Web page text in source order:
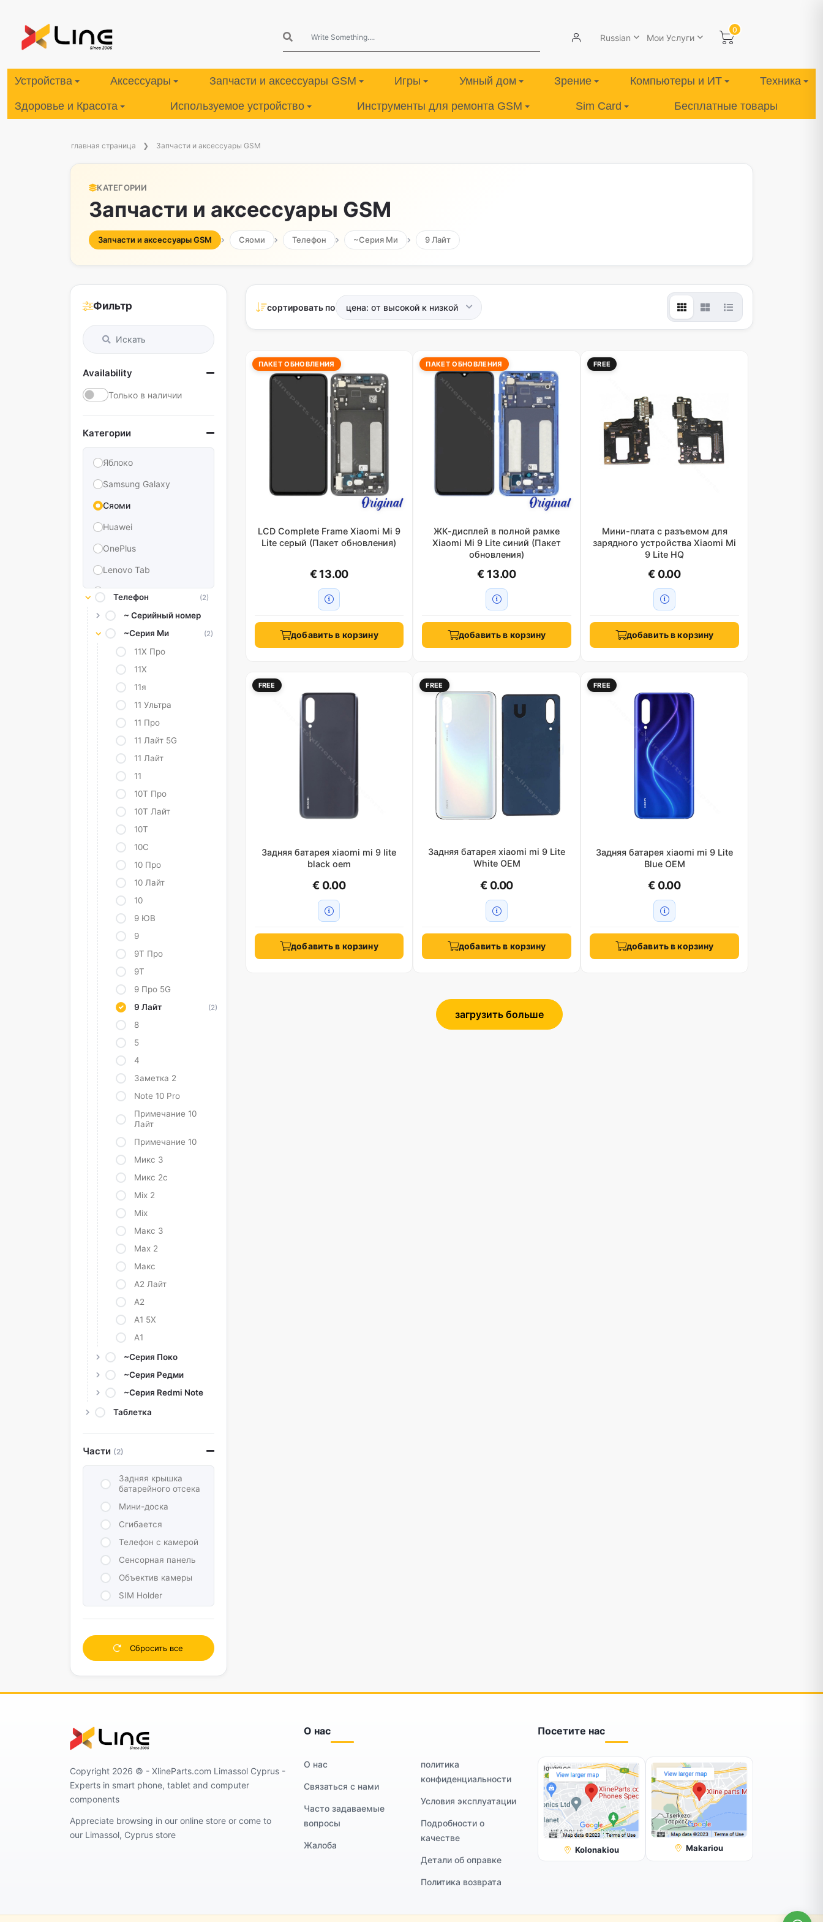
Russian Мои Услуги
0
Устройства Аксессуары Запчасти и аксессуары GSM Игры Умный дом Зрение Компьютеры и ИТ Техника
Здоровье и Красота Используемое устройство Инструменты для ремонта GSM Sim Card Бесплатные товары
главная страница Запчасти и аксессуары GSM
КАТЕГОРИИ
Запчасти и аксессуары GSM
Запчасти и аксессуары GSM Сяоми Телефон ~Серия Ми 9 Лайт
Фильтр
Availability
Только в наличии
Категории
Яблоко
Samsung Galaxy
Сяоми
Huawei
OnePlus
Lenovo Tab
LG
Нокиа
CAT
Oppo
TCL
Настоящий я
Google Пиксель
Alcatel
Sony
Честь
Universal
Телефон (2)
~ Серийный номер
~Серия Ми
(2)
11X Про
11X
11я
11 Ультра
11 Про
11 Лайт 5G
11 Лайт
11
10Т Про
10Т Лайт
10Т
10С
10 Про
10 Лайт
10
9 ЮВ
9
9Т Про
9Т
9 Про 5G
9 Лайт
(2)
8
5
4
Заметка 2
Note 10 Pro
Примечание 10
Лайт
Примечание 10
Микс 3
Микс 2с
Mix 2
Mix
Макс 3
Max 2
Макс
А2 Лайт
А2
A1 5X
А1
~Серия Поко
~Серия Редми
~Серия Redmi Note
Таблетка
Части (2)
Задняя крышка
батарейного отсека
Мини-доска
Сгибается
Телефон с камерой
Сенсорная панель
Объектив камеры
SIM Holder
Разъемы
схема)
Микрофоны
Стилус
Переднее стекло
Батарея
«Домой»/Touch ID
Сбросить все
сортировать по
ПАКЕТ ОБНОВЛЕНИЯ
LCD Complete Frame Xiaomi Mi 9
Lite серый (Пакет обновления)
€ 13.00
добавить в корзину
ПАКЕТ ОБНОВЛЕНИЯ
ЖК-дисплей в полной рамке
Xiaomi Mi 9 Lite синий (Пакет
обновления)
€ 13.00
добавить в корзину
FREE
Мини-плата с разъемом для
зарядного устройства Xiaomi Mi
9 Lite HQ
€ 0.00
добавить в корзину
FREE
Задняя батарея xiaomi mi 9 lite
black oem
€ 0.00
добавить в корзину
FREE
Задняя батарея xiaomi mi 9 Lite
White OEM
€ 0.00
добавить в корзину
FREE
Задняя батарея xiaomi mi 9 Lite
Blue OEM
€ 0.00
добавить в корзину
загрузить больше
Copyright 2026 ©️ - XlineParts.com Limassol Cyprus -
Experts in smart phone, tablet and computer
components
Appreciate browsing in our online store or come to
our Limassol, Cyprus store
О нас
О нас
Связаться с нами
Часто задаваемые
вопросы
Жалоба
политика
конфиденциальности
Условия эксплуатации
Подробности о
качестве
Детали об оправке
Политика возврата
Посетите нас
Kolonakiou Makariou